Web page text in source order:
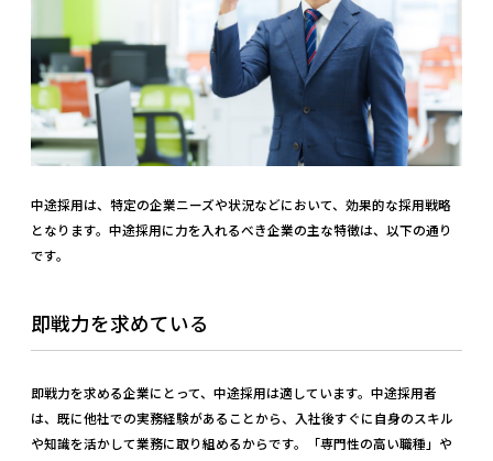
中途採用は、特定の企業ニーズや状況などにおいて、効果的な採用戦略
となります。中途採用に力を入れるべき企業の主な特徴は、以下の通り
です。
即戦力を求めている
即戦力を求める企業にとって、中途採用は適しています。中途採用者
は、既に他社での実務経験があることから、入社後すぐに自身のスキル
や知識を活かして業務に取り組めるからです。「専門性の高い職種」や